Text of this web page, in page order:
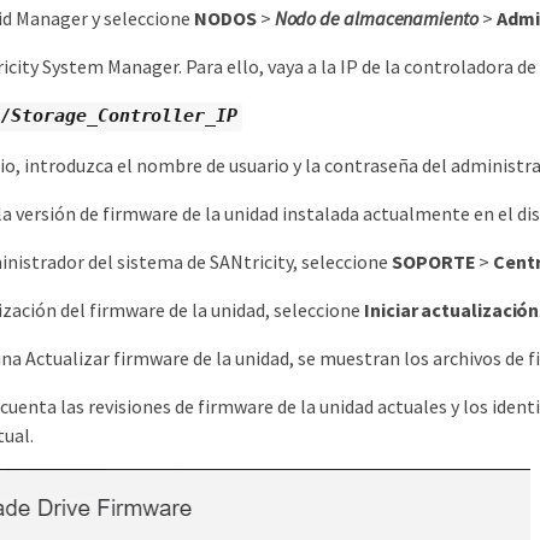
Manager y seleccione NODOS> Nodo de almacenamiento>
System Manager. Para ello, vaya a la IP de la controladora
Storage_Controller_IP
introduzca el nombre de usuario y la contraseña del
versión de firmware de la unidad instalada actualmente en el
del sistema de SANtricity, seleccione SOPORTE >
del firmware de la unidad, seleccione Iniciar actualización
Actualizar firmware de la unidad, se muestran los archivos
las revisiones de firmware de la unidad actuales y los